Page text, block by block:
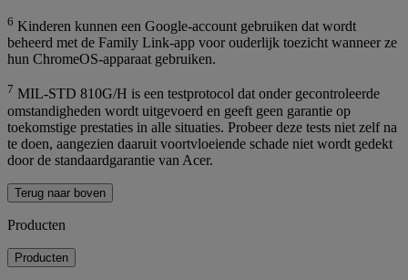
6 Kinderen kunnen een Google-account gebruiken dat wordt
beheerd met de Family Link-app voor ouderlijk toezicht wanneer ze
hun ChromeOS-apparaat gebruiken.
7 MIL-STD 810G/H is een testprotocol dat onder gecontroleerde
omstandigheden wordt uitgevoerd en geeft geen garantie op
toekomstige prestaties in alle situaties. Probeer deze tests niet zelf na
te doen, aangezien daaruit voortvloeiende schade niet wordt gedekt
door de standaardgarantie van Acer.
Terug naar boven
Producten
Producten